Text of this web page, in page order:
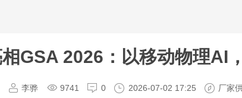
GSA 2026：以移动物理AI
李骅 9741 0 2026-07-02 17:25 厂家